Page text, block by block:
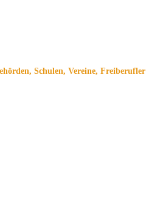
Schulen, Vereine, Freiberufler